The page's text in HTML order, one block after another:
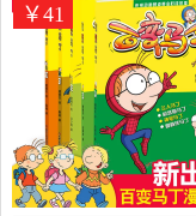
￥41